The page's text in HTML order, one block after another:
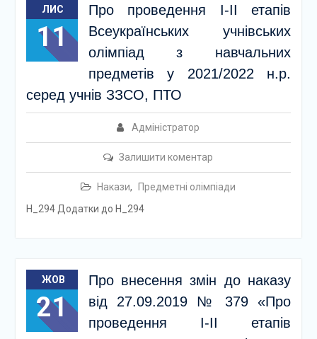
ЛИС
11
Про проведення І-ІІ етапів
Всеукраїнських учнівських
олімпіад з навчальних
предметів у 2021/2022 н.р.
серед учнів ЗЗСО, ПТО
Адміністратор
Залишити коментар
Накази,
Предметні олімпіади
Н_294 Додатки до Н_294
ЖОВ
21
Про внесення змін до наказу
від 27.09.2019 № 379 «Про
проведення І-ІІ етапів